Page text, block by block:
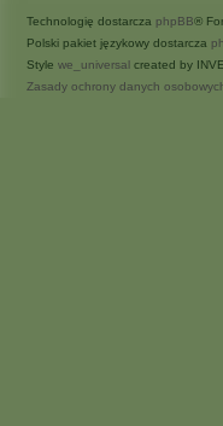
Technologię dostarcza phpBB®
Polski pakiet językowy dostarcza
Style we_universal created by
Zasady ochrony danych